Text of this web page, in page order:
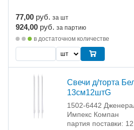
77,00 руб. за шт
924,00 руб. за партию
в достаточном количестве
Свечи д/торта
13см12штG
1502-6442
Импекс Компан
партия поставки: